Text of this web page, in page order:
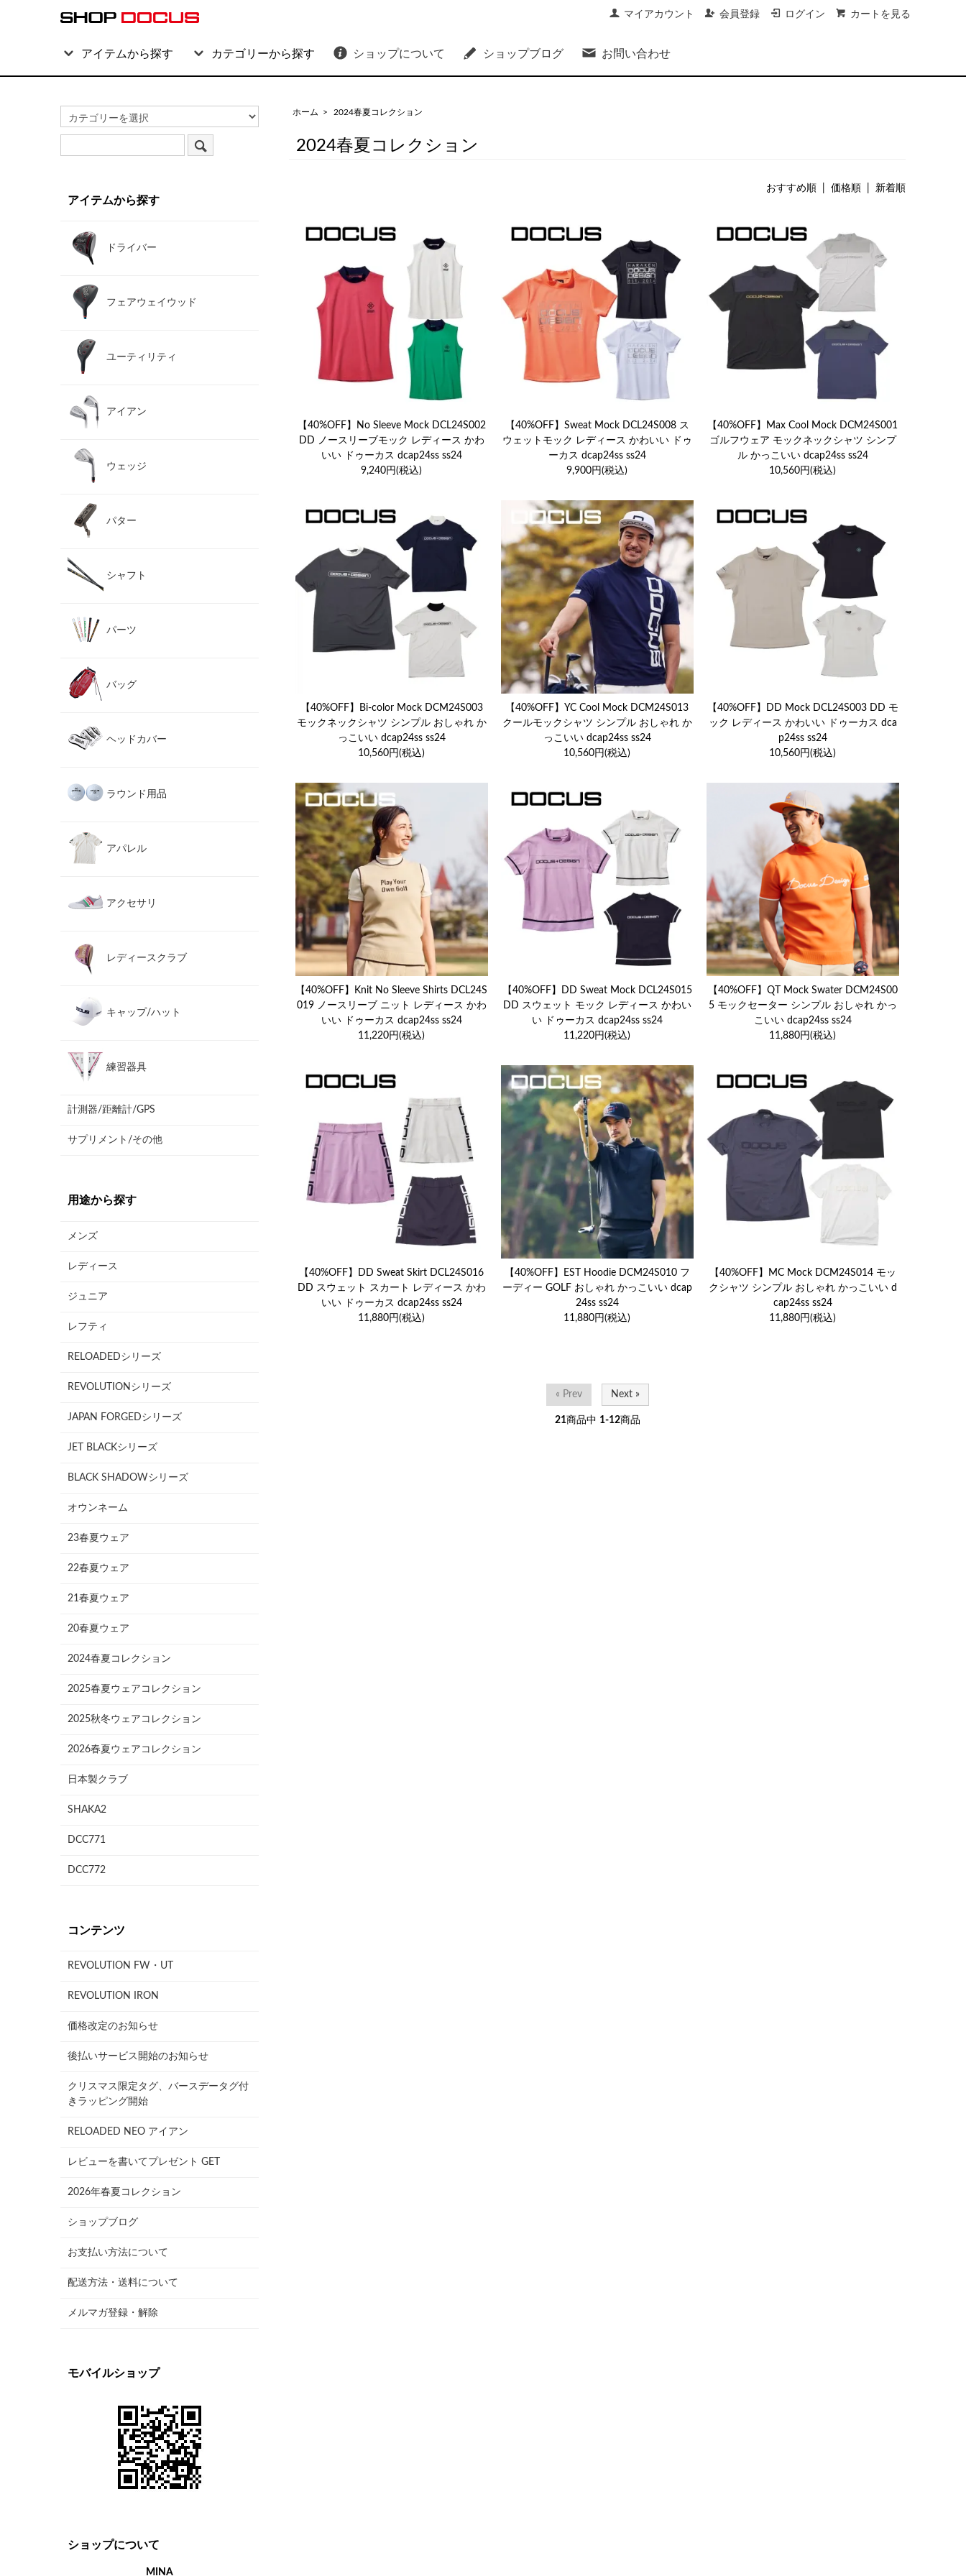
マイアカウント 会員登録 ログイン カートを見る
アイテムから探す カテゴリーから探す ショップについて ショップブログ お問い合わせ
ホーム > 2024春夏コレクション
2024春夏コレクション
おすすめ順 | 価格順 | 新着順
【40%OFF】No Sleeve Mock DCL24S002
DD ノースリーブモック レディース かわ
いい ドゥーカス dcap24ss ss24
9,240円(税込)
【40%OFF】Sweat Mock DCL24S008 ス
ウェットモック レディース かわいい ドゥ
ーカス dcap24ss ss24
9,900円(税込)
【40%OFF】Max Cool Mock DCM24S001
ゴルフウェア モックネックシャツ シンプ
ル かっこいい dcap24ss ss24
10,560円(税込)
【40%OFF】Bi-color Mock DCM24S003
モックネックシャツ シンプル おしゃれ か
っこいい dcap24ss ss24
10,560円(税込)
【40%OFF】YC Cool Mock DCM24S013
クールモックシャツ シンプル おしゃれ か
っこいい dcap24ss ss24
10,560円(税込)
【40%OFF】DD Mock DCL24S003 DD モ
ック レディース かわいい ドゥーカス dca
p24ss ss24
10,560円(税込)
【40%OFF】Knit No Sleeve Shirts DCL24S
019 ノースリーブ ニット レディース かわ
いい ドゥーカス dcap24ss ss24
11,220円(税込)
【40%OFF】DD Sweat Mock DCL24S015
DD スウェット モック レディース かわい
い ドゥーカス dcap24ss ss24
11,220円(税込)
【40%OFF】QT Mock Swater DCM24S00
5 モックセーター シンプル おしゃれ かっ
こいい dcap24ss ss24
11,880円(税込)
【40%OFF】DD Sweat Skirt DCL24S016
DD スウェット スカート レディース かわ
いい ドゥーカス dcap24ss ss24
11,880円(税込)
【40%OFF】EST Hoodie DCM24S010 フ
ーディー GOLF おしゃれ かっこいい dcap
24ss ss24
11,880円(税込)
【40%OFF】MC Mock DCM24S014 モッ
クシャツ シンプル おしゃれ かっこいい d
cap24ss ss24
11,880円(税込)
« Prev Next »
21商品中 1-12商品
アイテムから探す
ドライバー
フェアウェイウッド
ユーティリティ
アイアン
ウェッジ
パター
シャフト
パーツ
バッグ
ヘッドカバー
ラウンド用品
アパレル
アクセサリ
レディースクラブ
キャップ/ハット
練習器具
計測器/距離計/GPS
サプリメント/その他
用途から探す
メンズ
レディース
ジュニア
レフティ
RELOADEDシリーズ
REVOLUTIONシリーズ
JAPAN FORGEDシリーズ
JET BLACKシリーズ
BLACK SHADOWシリーズ
オウンネーム
23春夏ウェア
22春夏ウェア
21春夏ウェア
20春夏ウェア
2024春夏コレクション
2025春夏ウェアコレクション
2025秋冬ウェアコレクション
2026春夏ウェアコレクション
日本製クラブ
SHAKA2
DCC771
DCC772
コンテンツ
REVOLUTION FW・UT
REVOLUTION IRON
価格改定のお知らせ
後払いサービス開始のお知らせ
クリスマス限定タグ、バースデータグ付
きラッピング開始
RELOADED NEO アイアン
レビューを書いてプレゼント GET
2026年春夏コレクション
ショップブログ
お支払い方法について
配送方法・送料について
メルマガ登録・解除
モバイルショップ
ショップについて
MINA